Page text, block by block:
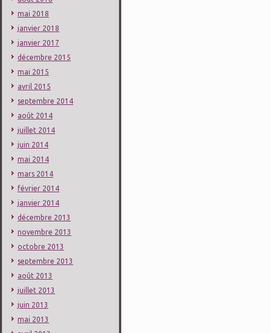
mai 2018
janvier 2018
janvier 2017
décembre 2015
mai 2015
avril 2015
septembre 2014
août 2014
juillet 2014
juin 2014
mai 2014
mars 2014
février 2014
janvier 2014
décembre 2013
novembre 2013
octobre 2013
septembre 2013
août 2013
juillet 2013
juin 2013
mai 2013